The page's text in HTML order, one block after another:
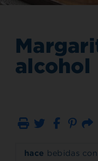
alcohol
Imprimir
hace bebidas